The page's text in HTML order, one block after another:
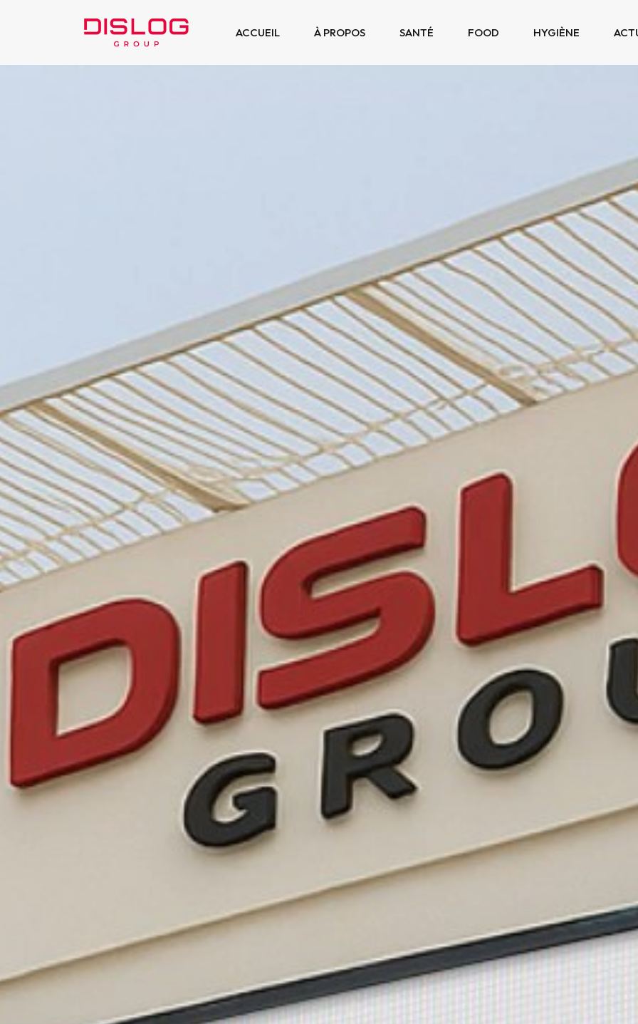
ACCUEIL À PROPOS SANTÉ FOOD HYGIÈNE